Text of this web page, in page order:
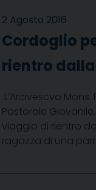
2 Agosto 2016
Cordoglio
rientro dalla
L’Arcivescvo
Pastorale
viaggio di rientro
ragazza di una